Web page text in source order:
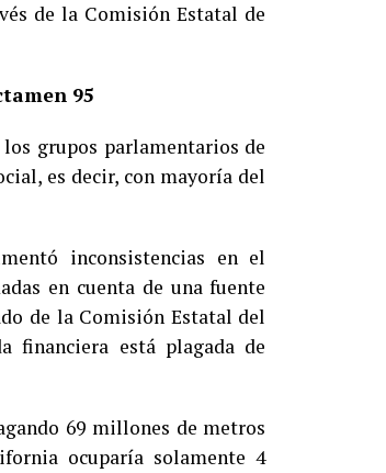
de la Comisión Estatal de
95
grupos parlamentarios de
es decir, con mayoría del
inconsistencias en el
en cuenta de una fuente
de la Comisión Estatal del
financiera está plagada de
69 millones de metros
ocuparía solamente 4